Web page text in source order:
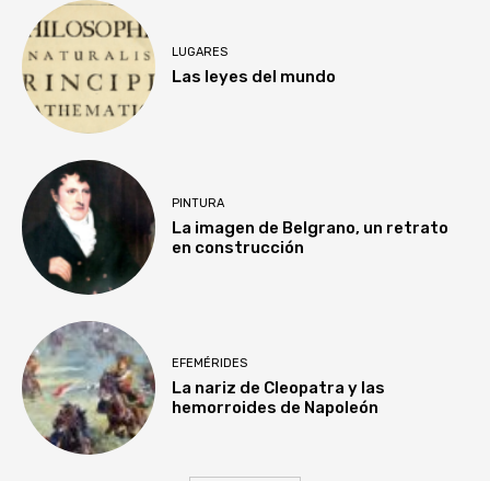
LUGARES
Las leyes del mundo
PINTURA
La imagen de Belgrano, un retrato
en construcción
EFEMÉRIDES
La nariz de Cleopatra y las
hemorroides de Napoleón